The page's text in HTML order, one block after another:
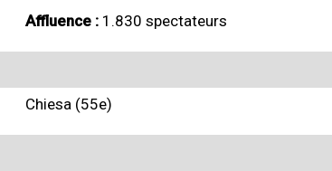
Affluence : 1.830 spectateurs
Chiesa (55e)